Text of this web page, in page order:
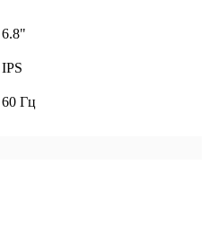
6.8"
IPS
60 Гц